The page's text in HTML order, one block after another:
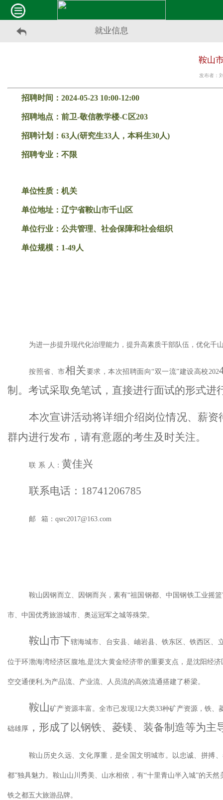
就业信息
鞍山
发布者：
招聘时间：2024-05-23 10:00-12:00
招聘地点：前卫-敬信教学楼-C区203
招聘计划：63人(研究生33人，本科生30人)
招聘专业：不限
单位性质：机关
单位地址：辽宁省鞍山市千山区
单位行业：公共管理、社会保障和社会组织
单位规模：1-49人
为进一步提升现代化治理能力，提升高素质干部队伍，优化千
按照省、市相关要求，本次招聘面向“双一流”建设高校202
制。考试采取免笔试，直接进行面试的形式
本次宣讲活动将详细介绍岗位情况、薪
群内进行发布 ， 请有意愿的考生及时关注。
联 系 人： 黄佳兴
联系电话： 18741206785
邮 箱：qsrc2017@163.com
鞍山因钢而立、因钢而兴，素有“祖国钢都、中国钢铁工业摇
市、中国优秀旅游城市、奥运冠军之城等殊荣。
鞍山市下辖海城市、台安县、岫岩县、铁东区、铁西区、
位于环渤海湾经济区腹地,是沈大黄金经济带的重要支点，是沈阳经
空交通便利 ,为产品流、产业流、人员流的高效流通搭建了桥梁。
鞍山矿产资源丰富。全市已发现12大类33种矿产资源，铁
础雄厚 ， 形成了以钢铁、菱镁、装备制造等为主
鞍山历史久远、文化厚重，是全国文明城市。以忠诚、拼搏
都”独具魅力。鞍山山川秀美、山水相依，有“十里青山半入城”的天
铁之都五大旅游品牌。